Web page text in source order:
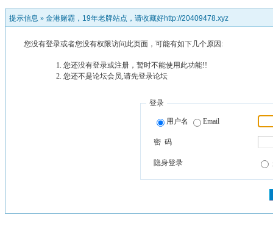
提示信息 » 金港赌霸，19年老牌站点，请收藏好http://20409478.xyz
您没有登录或者您没有权限访问此页面，可能有如下几个原因:
您还没有登录或注册，暂时不能使用此功能!!
您还不是论坛会员,请先登录论坛
登录
用户名 Email
密 码
隐身登录